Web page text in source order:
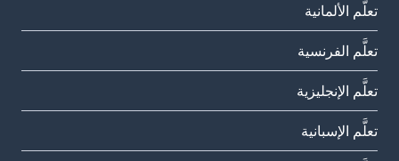
تعلَّم الألمانية
تعلَّم الفرنسية
تعلَّم الإنجليزية
تعلَّم الإسبانية